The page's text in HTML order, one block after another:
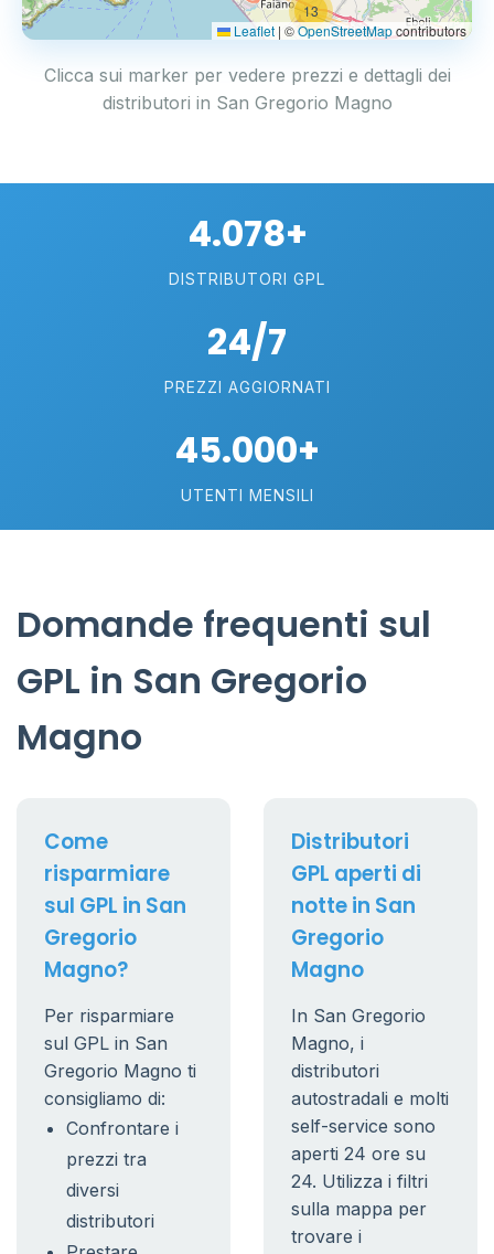
13
Leaflet | ©OpenStreetMapcontributors
Clicca sui marker per vedere prezzi e dettagli dei
distributori in San Gregorio Magno
4.078+
DISTRIBUTORI GPL
24/7
PREZZI AGGIORNATI
45.000+
UTENTI MENSILI
Domande frequenti sul
GPL in San Gregorio
Magno
Come
risparmiare
sul GPL in San
Gregorio
Magno?
Per risparmiare
sul GPL in San
Gregorio Magno ti
consigliamo di:
Confrontare i
prezzi tra
diversi
distributori
Distributori
GPL aperti di
notte in San
Gregorio
Magno
In San Gregorio
Magno, i
distributori
autostradali e molti
self-service sono
aperti 24 ore su
24. Utilizza i filtri
sulla mappa per
trovare i